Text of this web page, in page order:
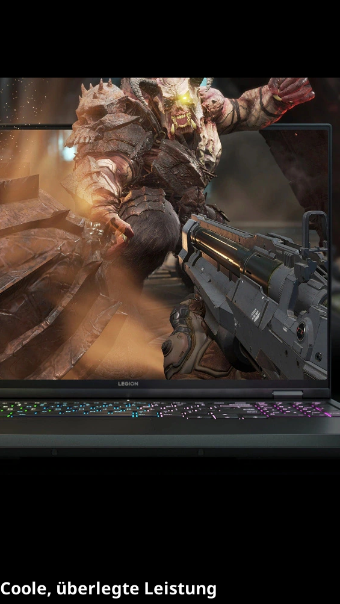
Coole, überlegte Leistung